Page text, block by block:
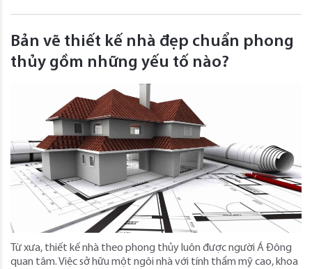
Bản vẽ thiết kế nhà đẹp chuẩn phong
thủy gồm những yếu tố nào?
Từ xưa, thiết kế nhà theo phong thủy luôn được người Á Đông
quan tâm. Việc sở hữu một ngôi nhà với tính thẩm mỹ cao, khoa